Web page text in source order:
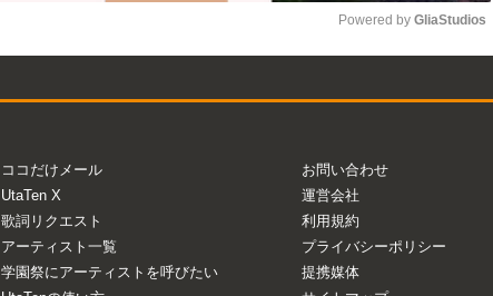
Powered by GliaStudios
ココだけメール
UtaTen X
歌詞リクエスト
アーティスト一覧
学園祭にアーティストを呼びたい
お問い合わせ
運営会社
利用規約
プライバシーポリシー
提携媒体